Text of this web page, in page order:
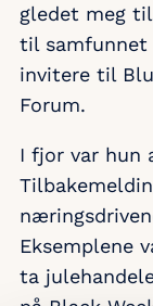
gledet meg
til samfunnet
invitere til
Forum.
I fjor var hun
Eksemplene
ta